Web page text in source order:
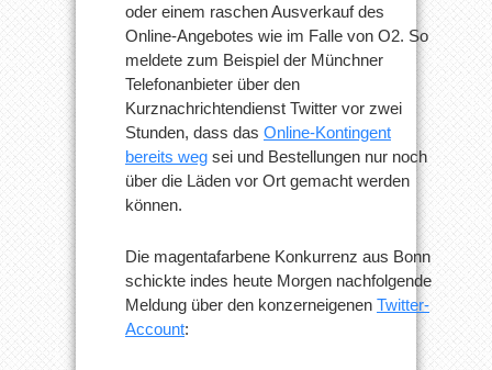
oder einem raschen Ausverkauf des
Online-Angebotes wie im Falle von O2. So
meldete zum Beispiel der Münchner
Telefonanbieter über den
Kurznachrichtendienst Twitter vor zwei
Stunden, dass das Online-Kontingent
bereits weg sei und Bestellungen nur noch
über die Läden vor Ort gemacht werden
können.
Die magentafarbene Konkurrenz aus Bonn
schickte indes heute Morgen nachfolgende
Meldung über den konzerneigenen Twitter-
Account: